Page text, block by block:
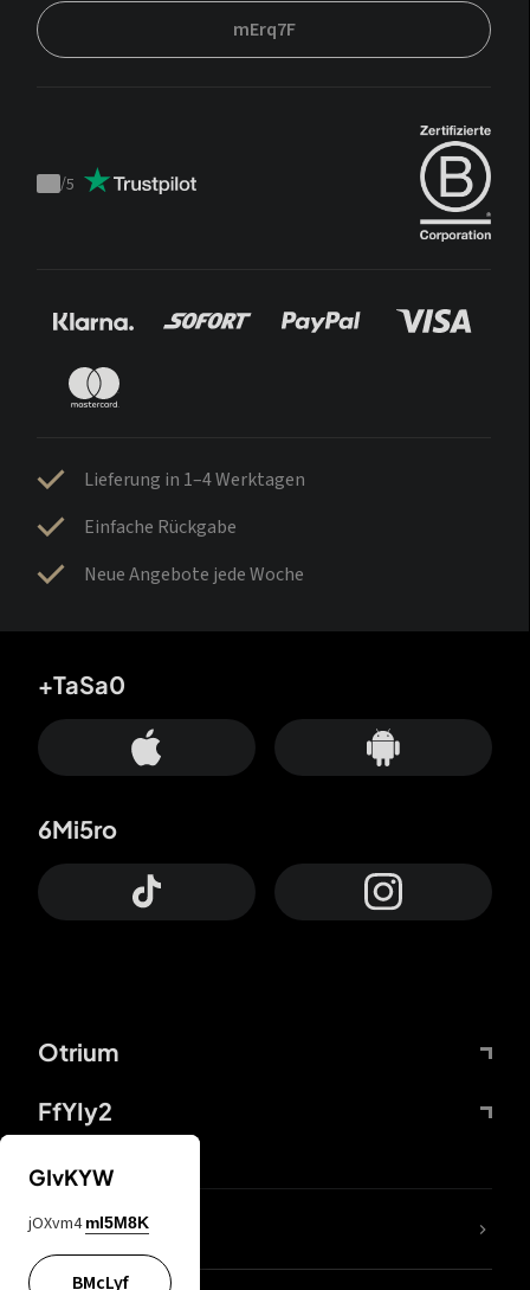
mErq7F
Trustpilot
/5
Lieferung in 1–4 Werktagen
Einfache Rückgabe
Neue Angebote jede Woche
Otrium
FfYIy2
+TaSa0
6Mi5ro
DDcvSo
GIvKYW
jOXvm4 mI5M8K
BMcLyf